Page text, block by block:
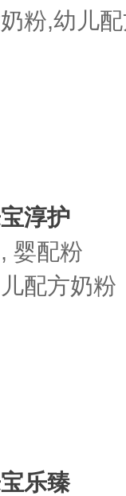
粉,幼儿
淳护
婴配粉
配方奶粉
乐臻